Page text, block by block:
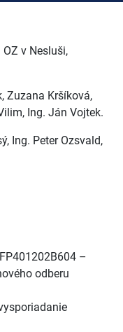
v Nesluši,
Zuzana Kršíková,
Ing. Ján Vojtek.
Ing. Peter Ozsvald,
–
odberu